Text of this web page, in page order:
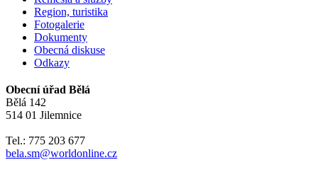
Region, turistika
Fotogalerie
Dokumenty
Obecná diskuse
Odkazy
Obecní úřad Bělá
Bělá 142
514 01 Jilemnice
Tel.: 775 203 677
bela.sm@worldonline.cz